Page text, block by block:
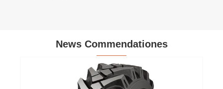
News Commendationes